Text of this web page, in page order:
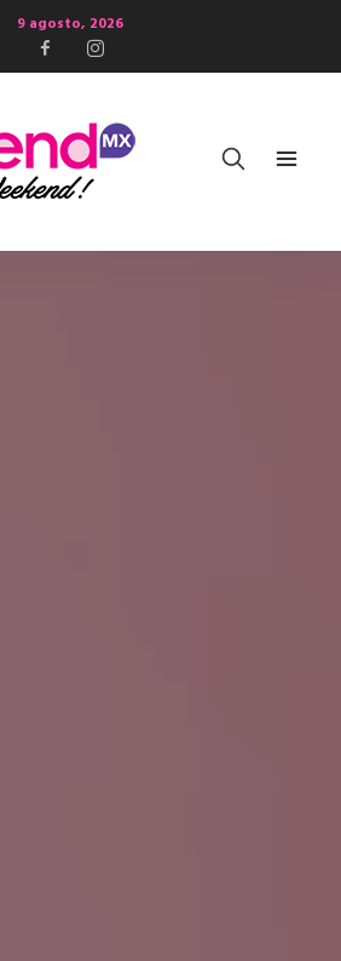
9 agosto, 2026